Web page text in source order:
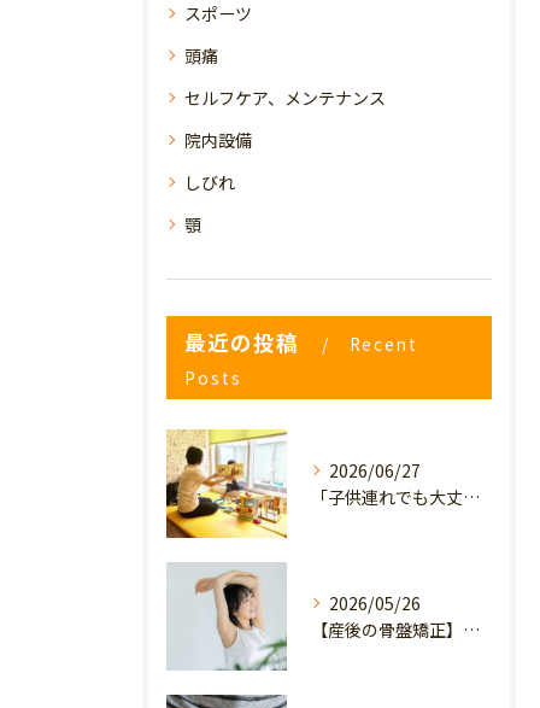
スポーツ
頭痛
セルフケア、メンテナンス
院内設備
しびれ
顎
最近の投稿
Recent
Posts
2026/06/27
「子供連れでも大丈夫？」産後の腰痛・体型崩れに悩むママが、プライミー鍼灸整骨院を選ぶ3つの理由
2026/05/26
【産後の骨盤矯正】産後の原因不明なイライラ・疲れやすさは骨盤のせい？心と体を軽くするヒント